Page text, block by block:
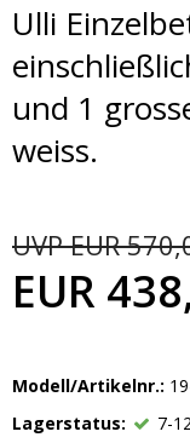
Ulli
und 1
weiss.
EUR
UVP EUR
Modell/Artikelnr.:
Lagerstatus:
7-